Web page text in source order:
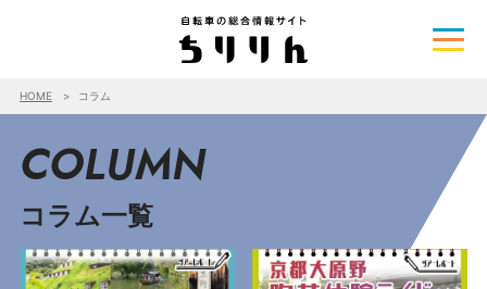
HOME コラム
COLUMN
コラム一覧